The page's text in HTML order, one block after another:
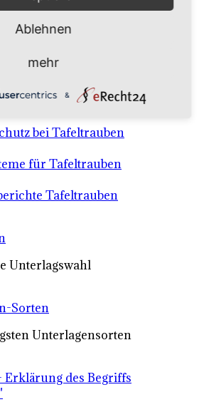
Recht
A-Z Sortenbeschreibungen
- rechtliche
bei Tafeltrauben
für Tafeltrauben
Tafeltrauben
Unterlagswahl
Sorten
Unterlagensorten
Erklärung des Begriffs
Ablehnen
mehr
&